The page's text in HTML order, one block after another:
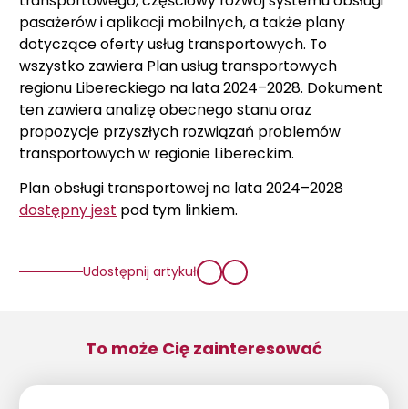
pasażerów i aplikacji mobilnych, a także plany
dotyczące oferty usług transportowych. To
wszystko zawiera Plan usług transportowych
regionu Libereckiego na lata 2024–2028. Dokument
ten zawiera analizę obecnego stanu oraz
propozycje przyszłych rozwiązań problemów
transportowych w regionie Libereckim.
Plan obsługi transportowej na lata 2024–2028
dostępny jest pod tym linkiem.
Udostępnij artykuł
To może Cię zainteresować